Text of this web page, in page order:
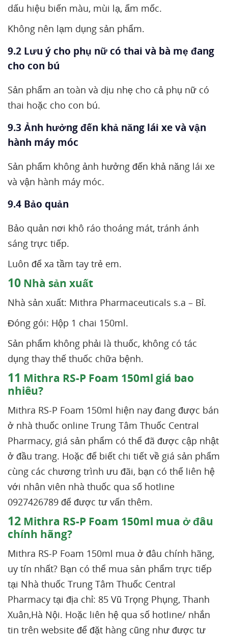
dấu hiệu biến màu, mùi lạ, ẩm mốc.
Không nên lạm dụng sản phẩm.
9.2 Lưu ý cho phụ nữ có thai và bà mẹ đang
cho con bú
Sản phẩm an toàn và dịu nhẹ cho cả phụ nữ có
thai hoặc cho con bú.
9.3 Ảnh hưởng đến khả năng lái xe và vận
hành máy móc
Sản phẩm không ảnh hưởng đến khả năng lái xe
và vận hành máy móc.
9.4 Bảo quản
Bảo quản nơi khô ráo thoáng mát, tránh ánh
sáng trực tiếp.
Luôn để xa tầm tay trẻ em.
10 Nhà sản xuất
Nhà sản xuất: Mithra Pharmaceuticals s.a – Bỉ.
Đóng gói: Hộp 1 chai 150ml.
Sản phẩm không phải là thuốc, không có tác
dụng thay thế thuốc chữa bệnh.
11 Mithra RS-P Foam 150ml giá bao
nhiêu?
Mithra RS-P Foam 150ml hiện nay đang được bán
ở nhà thuốc online Trung Tâm Thuốc Central
Pharmacy, giá sản phẩm có thể đã được cập nhật
ở đầu trang. Hoặc để biết chi tiết về giá sản phẩm
cùng các chương trình ưu đãi, bạn có thể liên hệ
với nhân viên nhà thuốc qua số hotline
0927426789 để được tư vấn thêm.
12 Mithra RS-P Foam 150ml mua ở đâu
chính hãng?
Mithra RS-P Foam 150ml mua ở đâu chính hãng,
uy tín nhất? Bạn có thể mua sản phẩm trực tiếp
tại Nhà thuốc Trung Tâm Thuốc Central
Pharmacy tại địa chỉ: 85 Vũ Trọng Phụng, Thanh
Xuân,Hà Nội. Hoặc liên hệ qua số hotline/ nhắn
tin trên website để đặt hàng cũng như được tư